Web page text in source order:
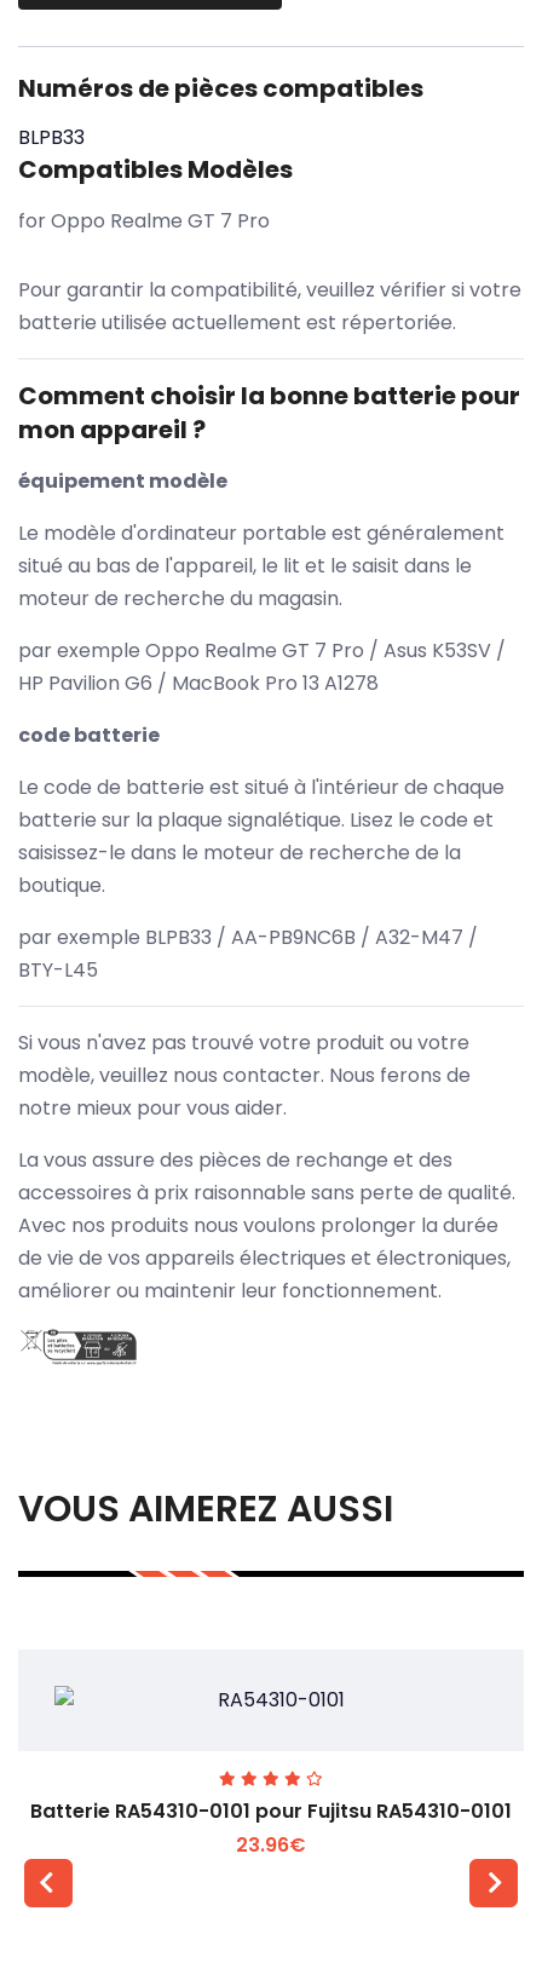
Numéros de pièces compatibles
BLPB33
Compatibles Modèles
for Oppo Realme GT 7 Pro
Pour garantir la compatibilité, veuillez vérifier si votre
batterie utilisée actuellement est répertoriée.
Comment choisir la bonne batterie pour
mon appareil ?
équipement modèle
Le modèle d'ordinateur portable est généralement
situé au bas de l'appareil, le lit et le saisit dans le
moteur de recherche du magasin.
par exemple Oppo Realme GT 7 Pro / Asus K53SV /
HP Pavilion G6 / MacBook Pro 13 A1278
code batterie
Le code de batterie est situé à l'intérieur de chaque
batterie sur la plaque signalétique. Lisez le code et
saisissez-le dans le moteur de recherche de la
boutique.
par exemple BLPB33 / AA-PB9NC6B / A32-M47 /
BTY-L45
Si vous n'avez pas trouvé votre produit ou votre
modèle, veuillez nous contacter. Nous ferons de
notre mieux pour vous aider.
La vous assure des pièces de rechange et des
accessoires à prix raisonnable sans perte de qualité.
Avec nos produits nous voulons prolonger la durée
de vie de vos appareils électriques et électroniques,
améliorer ou maintenir leur fonctionnement.
VOUS AIMEREZ AUSSI
Batterie RA54310-0101 pour Fujitsu RA54310-0101
23.96€